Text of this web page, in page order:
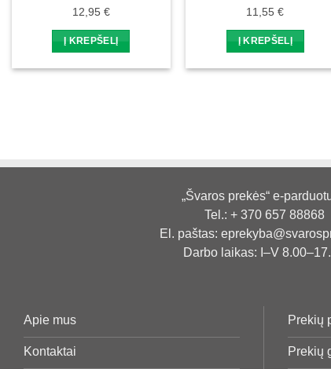
12,95 €
Į KREPŠELĮ
11,55€
Į KREPŠELĮ
„Švaros prekės“ e-
Tel.: + 370 657 88868
El. paštas:
Darbo laikas: I–V
Apie mus
Kontaktai
Prekių
Prekių